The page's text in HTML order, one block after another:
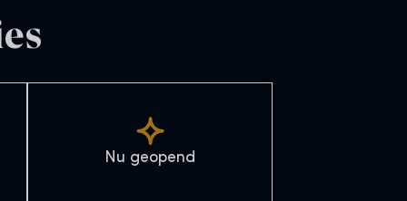
Nu geopend